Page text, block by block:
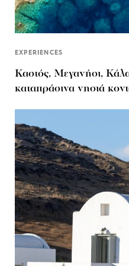
EXPERIENCES
Καστός, Μεγανήσι,
καταπράσινα νησιά